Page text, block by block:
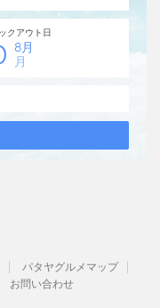
パタヤグルメマップ
お問い合わせ